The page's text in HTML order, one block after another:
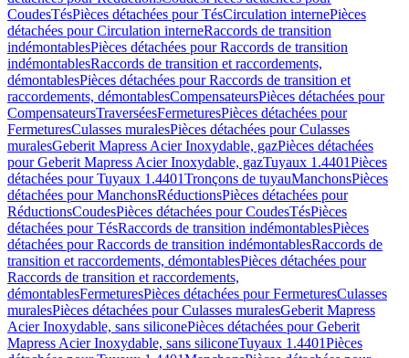
CoudesTésPièces détachées pour TésCirculation internePièces
détachées pour Circulation interneRaccords de transition
indémontablesPièces détachées pour Raccords de transition
indémontablesRaccords de transition et raccordements,
démontablesPièces détachées pour Raccords de transition et
raccordements, démontablesCompensateursPièces détachées pour
CompensateursTraverséesFermeturesPièces détachées pour
FermeturesCulasses muralesPièces détachées pour Culasses
muralesGeberit Mapress Acier Inoxydable, gazPièces détachées
pour Geberit Mapress Acier Inoxydable, gazTuyaux 1.4401Pièces
détachées pour Tuyaux 1.4401Tronçons de tuyauManchonsPièces
détachées pour ManchonsRéductionsPièces détachées pour
RéductionsCoudesPièces détachées pour CoudesTésPièces
détachées pour TésRaccords de transition indémontablesPièces
détachées pour Raccords de transition indémontablesRaccords de
transition et raccordements, démontablesPièces détachées pour
Raccords de transition et raccordements,
démontablesFermeturesPièces détachées pour FermeturesCulasses
muralesPièces détachées pour Culasses muralesGeberit Mapress
Acier Inoxydable, sans siliconePièces détachées pour Geberit
Mapress Acier Inoxydable, sans siliconeTuyaux 1.4401Pièces